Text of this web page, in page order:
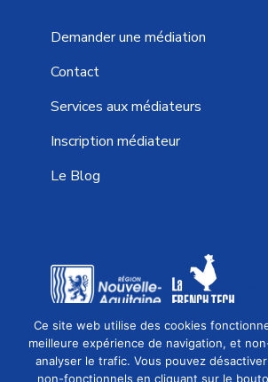
EFFICACE, RAPIDE ET
80%de réussite
Demander une médiation
Contact
Services aux médiateurs
Inscription médiateur
Le Blog
Ce site web utilise des cookies
meilleure expérience de navigation, et
analyser le trafic. Vous pouvez
non-fonctionnels en cliquant sur le